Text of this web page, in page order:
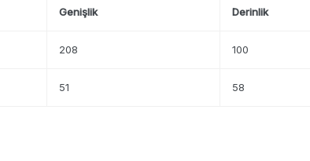
Genişlik Derinlik
208 100
51 58